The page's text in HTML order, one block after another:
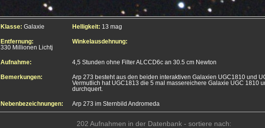
Klasse: Galaxie Helligkeit: 13 mag
Entfernung:
330 Millionen Lichtj
Winkelausdehnung:
Aufnahme: 4,5 Stunden ohne Filter ALCCD6c an 30.5 cm Newton
Bemerkungen:
Arp 273 besteht aus den beiden interaktiven Galaxien UGC1810 und
Vermutlich hat UGC1813 die 5 mal massereichere Galaxie UGC 1810
durchquert.
Nebenbezeichnungen: Arp 273 im Sternbild Andromeda
202 Aufnahmen in der Datenbank - sortiere nach: